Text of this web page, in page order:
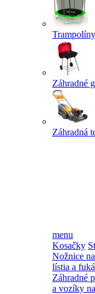
Trampolíny
Záhradné
Záhradná
menu
Kosačky
Nožnice
lístia a
Záhradné
a vozíky